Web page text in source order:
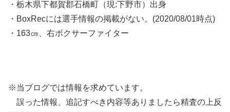
・栃木県下都賀郡石橋町（現:下野市）出身
・BoxRecには選手情報の掲載がない。(2020/08/01時点)
・163㎝、右ボクサーファイター
※当ブログでは情報を求めています。
誤った情報、追記すべき内容等ありましたら精査の上反